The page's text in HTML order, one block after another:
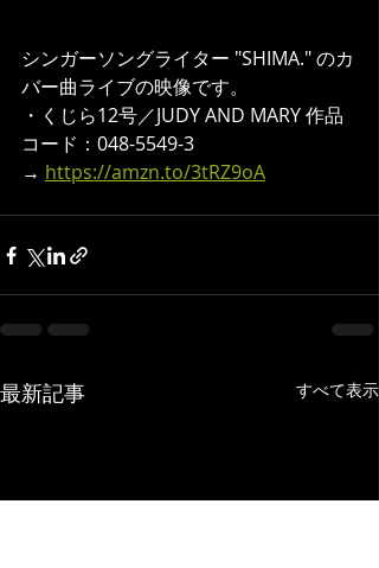
シンガーソングライター "SHIMA." のカ
バー曲ライブの映像です。
・くじら12号／JUDY AND MARY 作品
コード：048-5549-3
→ https://amzn.to/3tRZ9oA
最新記事 すべて表示